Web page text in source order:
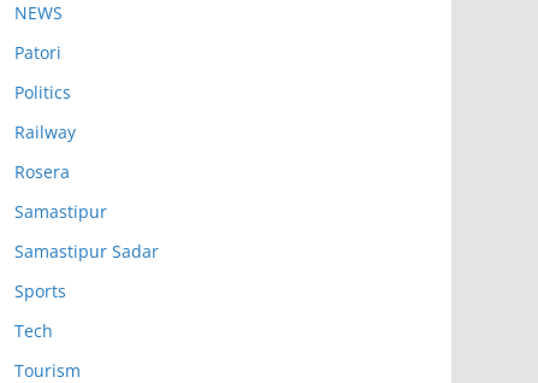
NEWS
Patori
Politics
Railway
Rosera
Samastipur
Samastipur Sadar
Sports
Tech
Tourism